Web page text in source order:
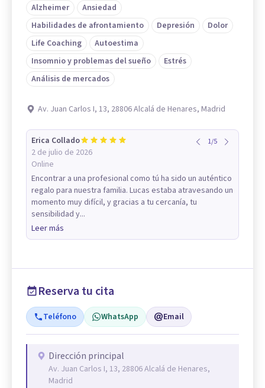
Alzheimer
Ansiedad
Habilidades de afrontamiento
Depresión
Dolor
Life Coaching
Autoestima
Insomnio y problemas del sueño
Estrés
Análisis de mercados
Av. Juan Carlos I, 13, 28806 Alcalá de Henares, Madrid
Erica Collado
2 de julio de 2026
Online
1/5
Encontrar a una profesional como tú ha sido un auténtico
regalo para nuestra familia. Lucas estaba atravesando un
momento muy difícil, y gracias a tu cercanía, tu
sensibilidad y...
Leer más
Reserva tu cita
Teléfono WhatsApp Email
Dirección principal
Av. Juan Carlos I, 13, 28806 Alcalá de Henares,
Madrid